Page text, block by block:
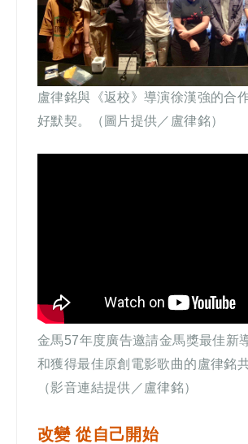
盧律銘與《返校》導演徐漢強的合
好默契。（圖片提供／盧律銘）
金馬57年度廣告邀請金馬獎最佳新
和獲得最佳原創電影歌曲的盧律銘
（影音連結提供／盧律銘）
改變 從自己開始